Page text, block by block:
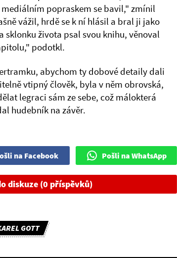
popraskem se bavil," zmínil
vážil, hrdě se k ní hlásil a bral ji jako
života psal svou knihu, věnoval
podotkl.
abychom ty dobové detaily dali
vtipný člověk, byla v něm obrovská,
legraci sám ze sebe, což málokterá
hudebník na závěr.
na Facebook Pošli na WhatsApp
diskuze (0 příspěvků)
GOTT